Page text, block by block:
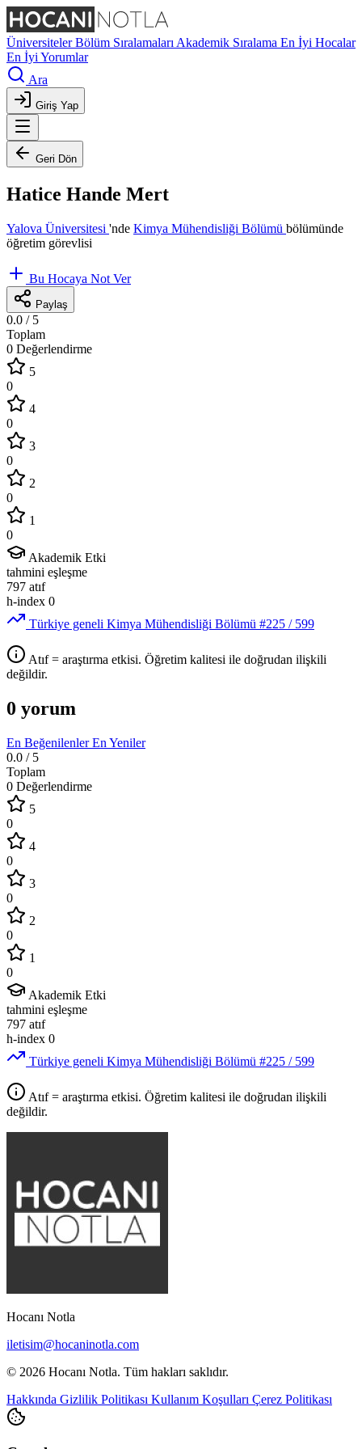
ÜniversitelerBölüm Sıralamaları Akademik Sıralama En İyi Hocalar
En İyi Yorumlar
Ara
Giriş Yap
Geri Dön
Hatice Hande Mert
Yalova Üniversitesi 'nde Kimya Mühendisliği Bölümü bölümünde
öğretim görevlisi
Bu Hocaya Not Ver
Paylaş
0.0 / 5
Toplam
0 Değerlendirme
5
0
4
0
3
0
2
0
1
0
Akademik Etki
tahmini eşleşme
797 atıf
h-index 0
Türkiye geneli Kimya Mühendisliği Bölümü #225 / 599
Atıf = araştırma etkisi. Öğretim kalitesi ile doğrudan ilişkili
değildir.
0 yorum
En BeğenilenlerEn Yeniler
0.0 / 5
Toplam
0 Değerlendirme
5
0
4
0
3
0
2
0
1
0
Akademik Etki
tahmini eşleşme
797 atıf
h-index 0
Türkiye geneli Kimya Mühendisliği Bölümü #225 / 599
Atıf = araştırma etkisi. Öğretim kalitesi ile doğrudan ilişkili
değildir.
Hocanı Notla
iletisim@hocaninotla.com
© 2026 Hocanı Notla. Tüm hakları saklıdır.
Hakkında Gizlilik Politikası Kullanım Koşulları Çerez Politikası